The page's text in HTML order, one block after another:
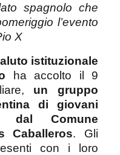
spagnolo che
l’evento
X
istituzionale
ha accolto il 9
un gruppo
di giovani
dal Comune
Caballeros. Gli
con i loro